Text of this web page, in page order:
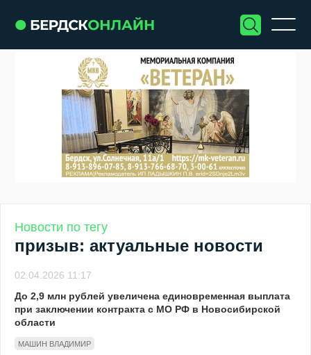
Новости по тегу
призыв: актуальные новости
02.04.2026 11:17
До 2,9 млн рублей увеличена единовременная выплата
при заключении контракта с МО РФ в Новосибирской
области
МАШИН ВЛАДИМИР